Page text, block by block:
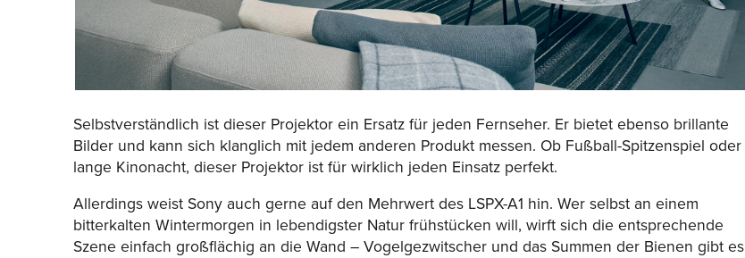
Selbstverständlich ist dieser Projektor ein Ersatz für jeden Fernseher. Er bietet ebenso brillante
Bilder und kann sich klanglich mit jedem anderen Produkt messen. Ob Fußball-Spitzenspiel oder
lange Kinonacht, dieser Projektor ist für wirklich jeden Einsatz perfekt.
Allerdings weist Sony auch gerne auf den Mehrwert des LSPX-A1 hin. Wer selbst an einem
bitterkalten Wintermorgen in lebendigster Natur frühstücken will, wirft sich die entsprechende
Szene einfach großflächig an die Wand – Vogelgezwitscher und das Summen der Bienen gibt es